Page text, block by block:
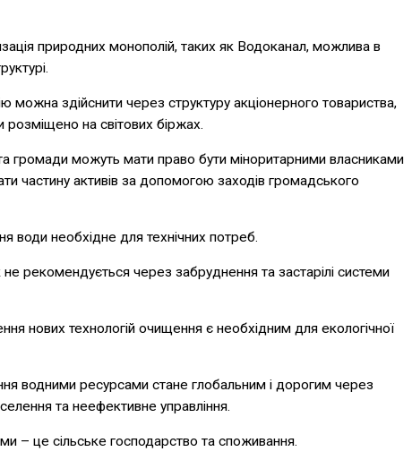
природних монополій, таких як Водоканал, можлива в
можна здійснити через структуру акціонерного товариства,
на світових біржах.
громади можуть мати право бути міноритарними власниками
частину активів за допомогою заходів громадського
води необхідне для технічних потреб.
не рекомендується через забруднення та застарілі системи
нових технологій очищення є необхідним для екологічної
водними ресурсами стане глобальним і дорогим через
та неефективне управління.
– це сільське господарство та споживання.